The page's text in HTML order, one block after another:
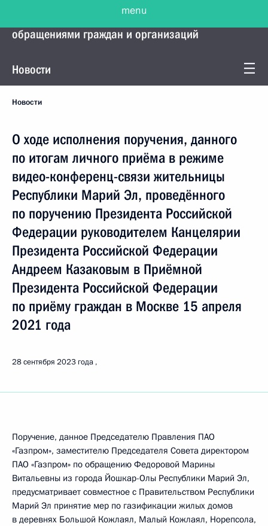
Управление Президента по работе с
обращениями граждан и организаций
Новости
Новости
О ходе исполнения поручения, данного
по итогам личного приёма в режиме
видео-конференц-связи жительницы
Республики Марий Эл, проведённого
по поручению Президента Российской
Федерации руководителем Канцелярии
Президента Российской Федерации
Андреем Казаковым в Приёмной
Президента Российской Федерации
по приёму граждан в Москве 15 апреля
2021 года
28 сентября 2023 года
Поручение, данное Председателю Правления ПАО
«Газпром», заместителю Председателя Совета директором
ПАО «Газпром» по обращению Федоровой Марины
Витальевны из города Йошкар-Олы Республики Марий Эл,
предусматривает совместное с Правительством Республики
Марий Эл принятие мер по газификации жилых домов
в деревнях Большой Кожлаял, Малый Кожлаял, Норепсола,